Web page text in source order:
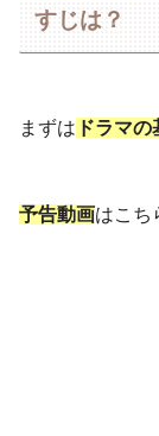
すじは？
まずは ドラマ
予告動画はこち